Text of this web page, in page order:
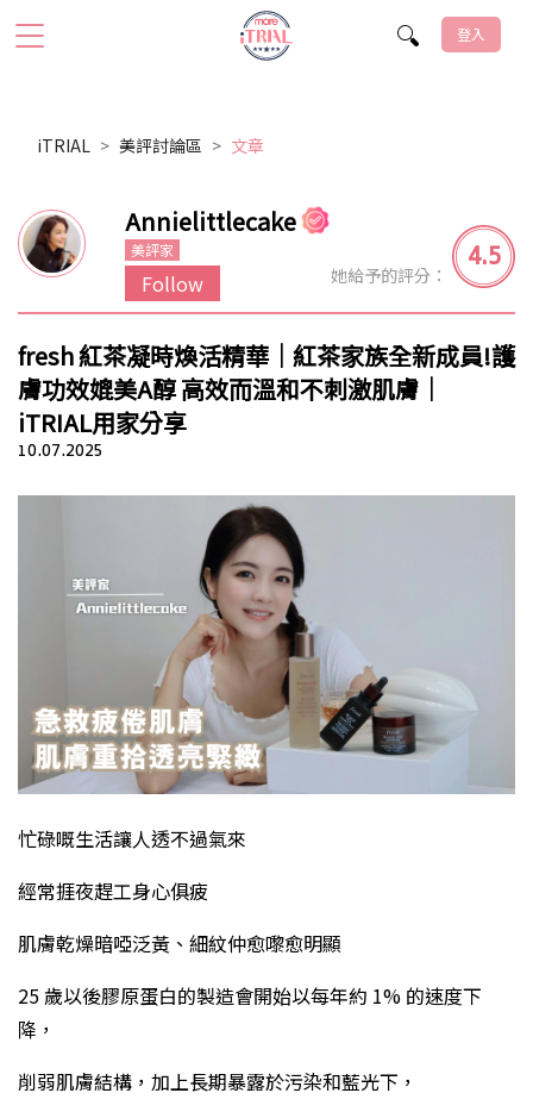
登入
iTRIAL 美評討論區 文章
Annielittlecake
美評家
Follow 她給予的評分： 4.5
fresh 紅茶凝時煥活精華｜紅茶家族全新成員!護
膚功效媲美A醇 高效而溫和不刺激肌膚｜
iTRIAL用家分享
10.07.2025
忙碌嘅生活讓人透不過氣來
經常捱夜趕工身心俱疲
肌膚乾燥暗啞泛黃、細紋仲愈嚟愈明顯
25 歲以後膠原蛋白的製造會開始以每年約 1% 的速度下
降，
削弱肌膚結構，加上長期暴露於污染和藍光下，